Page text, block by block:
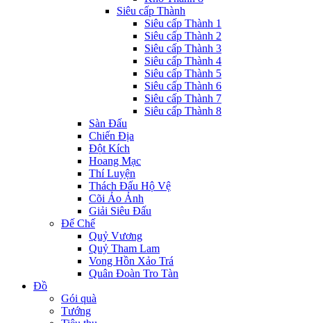
Siêu cấp Thành
Siêu cấp Thành 1
Siêu cấp Thành 2
Siêu cấp Thành 3
Siêu cấp Thành 4
Siêu cấp Thành 5
Siêu cấp Thành 6
Siêu cấp Thành 7
Siêu cấp Thành 8
Sàn Đấu
Chiến Địa
Đột Kích
Hoang Mạc
Thí Luyện
Thách Đấu Hộ Vệ
Cõi Ảo Ảnh
Giải Siêu Đấu
Đế Chế
Quỷ Vương
Quỷ Tham Lam
Vong Hồn Xảo Trá
Quân Đoàn Tro Tàn
Đồ
Gói quà
Tướng